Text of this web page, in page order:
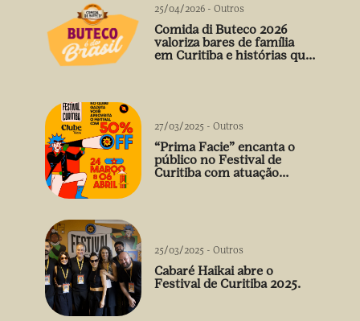
25/04/2026 - Outros
Comida di Buteco 2026
valoriza bares de família
em Curitiba e histórias que
27/03/2025 - Outros
“Prima Facie” encanta o
público no Festival de
Curitiba com atuação
25/03/2025 - Outros
Cabaré Haikai abre o
Festival de Curitiba 2025.